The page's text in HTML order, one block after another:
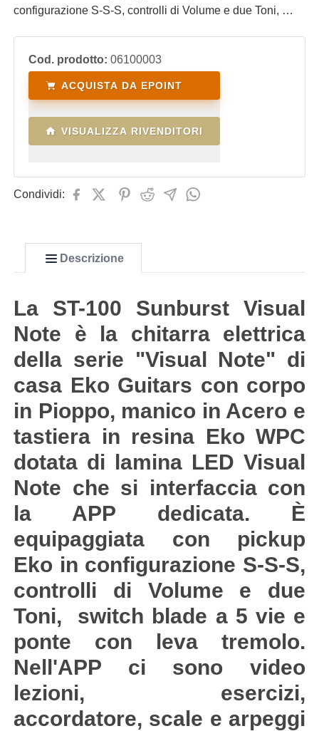
configurazione S-S-S, controlli di Volume e due Toni,
che vengono trasferiti in tempo reale direttamente sui LED
della tastiera per guidare l'utente nell'apprendimento in
modo divertente.
Cod. prodotto: 06100003
ACQUISTA DA EPOINT
VISUALIZZA RIVENDITORI
Condividi:
Descrizione
La ST-100 Sunburst Visual
Note è la chitarra elettrica
della serie "Visual Note" di
casa Eko Guitars con corpo
in Pioppo, manico in Acero e
tastiera in resina Eko WPC
dotata di lamina LED Visual
Note che si interfaccia con
la APP dedicata. È
equipaggiata con pickup
Eko in configurazione S-S-S,
controlli di Volume e due
Toni, switch blade a 5 vie e
ponte con leva tremolo.
Nell'APP ci sono video
lezioni, esercizi,
accordatore, scale e arpeggi